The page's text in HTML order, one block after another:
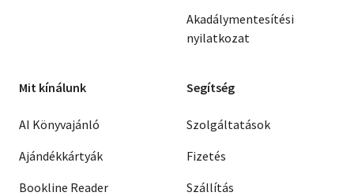
Akadálymentesítési
nyilatkozat
Mit kínálunk
AI Könyvajánló
Ajándékkártyák
Bookline Reader
Segítség
Szolgáltatások
Fizetés
Szállítás